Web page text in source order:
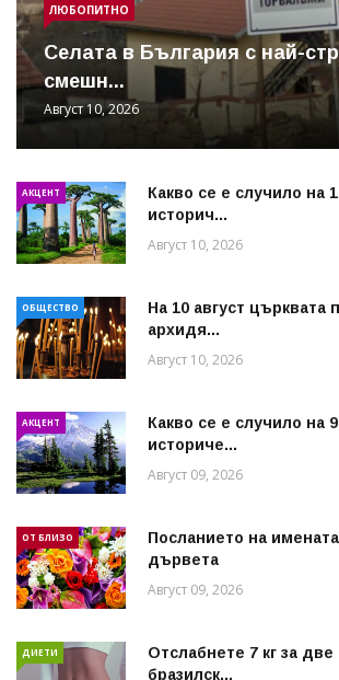
ЛЮБОПИТНО
Cелата в България с най-
смешн...
Август 10, 2026
АКЦЕНТ
Какво се е случило на
историч...
Август 10, 2026
ОБЩЕСТВО
На 10 август църквата
архидя...
Август 10, 2026
АКЦЕНТ
Какво се е случило на 9
историче...
Август 09, 2026
ОТ БЛИЗО
Посланието на
дървета
Август 09, 2026
ДИЕТИ
Отслабнете 7 кг за
бразилск...